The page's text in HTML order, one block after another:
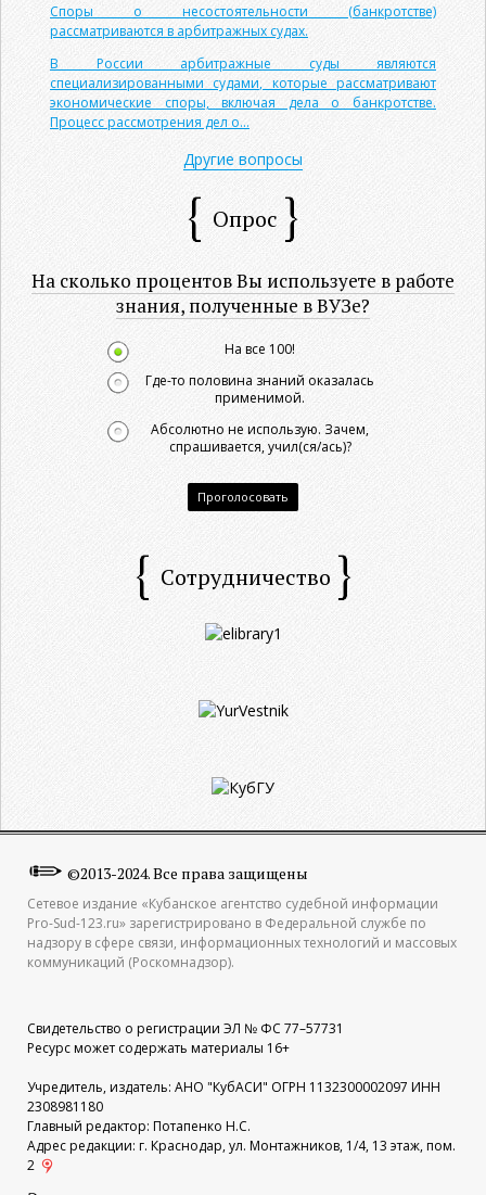
Споры о несостоятельности (банкротстве)
рассматриваются в арбитражных судах.
В России арбитражные суды являются
специализированными судами, которые рассматривают
экономические споры, включая дела о банкротстве.
Процесс рассмотрения дел о...
Другие вопросы
Опрос
На сколько процентов Вы используете в работе
знания, полученные в ВУЗе?
На все 100!
Где-то половина знаний оказалась
применимой.
Абсолютно не использую. Зачем,
спрашивается, учил(ся/ась)?
Проголосовать
Сотрудничество
©2013-2024. Все права защищены
Сетевое издание «Кубанское агентство судебной информации
Pro-Sud-123.ru» зарегистрировано в Федеральной службе по
надзору в сфере связи, информационных технологий и массовых
коммуникаций (Роскомнадзор).
Свидетельство о регистрации ЭЛ № ФС 77–57731
Ресурс может содержать материалы 16+
Учредитель, издатель: АНО "КубАСИ" ОГРН 1132300002097 ИНН
2308981180
Главный редактор: Потапенко Н.С.
Адрес редакции: г. Краснодар, ул. Монтажников, 1/4, 13 этаж, пом.
2